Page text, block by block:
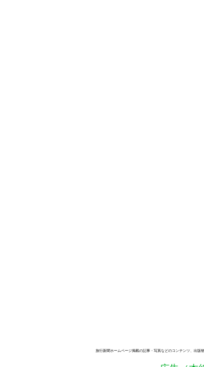
旅行新聞ホームページ掲載の記事・写真などのコンテンツ、出版